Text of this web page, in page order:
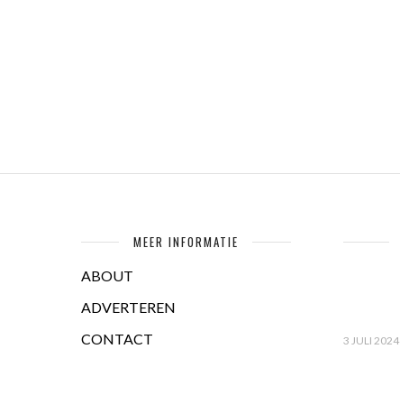
MEER INFORMATIE
ABOUT
ADVERTEREN
CONTACT
3 JULI 2024